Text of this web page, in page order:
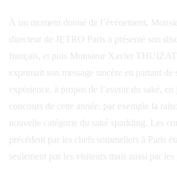
À un moment donné de l’événement,
directeur de JETRO Paris a présenté son
français, et puis Monsieur Xavier
exprimait son message sincère en partant de
expérience, à propos de l’avenir du saké,
concours de cette année, par exemple la
nouvelle catégorie du saké sparkling. Les
précédent par les chefs sommeliers à Paris
seulement par les visiteurs mais aussi par les